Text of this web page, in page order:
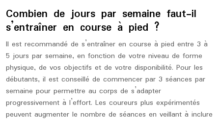
Combien de jours par semaine faut-il
s’entraîner en course à pied ?
Il est recommandé de s’entraîner en course à pied entre 3 à
5 jours par semaine, en fonction de votre niveau de forme
physique, de vos objectifs et de votre disponibilité. Pour les
débutants, il est conseillé de commencer par 3 séances par
semaine pour permettre au corps de s’adapter
progressivement à l’effort. Les coureurs plus expérimentés
peuvent augmenter le nombre de séances en veillant à inclure